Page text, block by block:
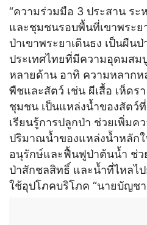
“ความร่วมมือ 3 ประสาน ระ
และชุมชนรอบพื้นที่เขาพระย
ป่าเขาพระยาเดินธง เป็นผืน
ประเทศไทยที่มีความอุดมส
หลายด้าน อาทิ ความหลาก
พืชและสัตว์ เช่น ผีเสื้อ เห็ดร
ชุมชน เป็นแหล่งน้ำของสัตว์
เรียนรู้การปลูกป่า ช่วยเพิ่ม
ปริมาณน้ำของแหล่งน้ำหลักใ
อนุรักษ์และฟื้นฟูป่าต้นน้ำ ช่ว
ป่าสักชลสิทธิ์ และน้ำที่ไหลไ
ใช้อุปโภคบริโภค “นายบัญช